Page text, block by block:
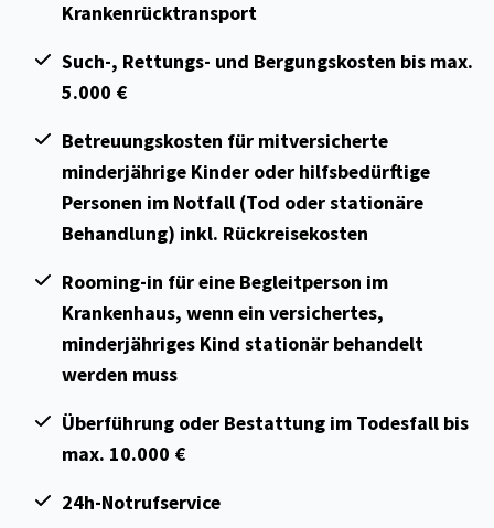
Krankenrücktransport
Such-, Rettungs- und Bergungskosten bis max.
5.000 €
Betreuungskosten für mitversicherte
minderjährige Kinder oder hilfsbedürftige
Personen im Notfall (Tod oder stationäre
Behandlung) inkl. Rückreisekosten
Rooming-in für eine Begleitperson im
Krankenhaus, wenn ein versichertes,
minderjähriges Kind stationär behandelt
werden muss
Überführung oder Bestattung im Todesfall bis
max. 10.000 €
24h-Notrufservice